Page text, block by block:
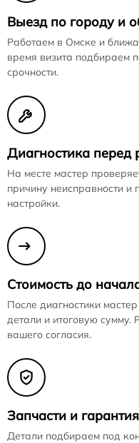
Выезд по городу и
Работаем в Омске и
время визита подбираем
срочности.
Диагностика перед
На месте мастер
причину неисправности и
настройки.
Стоимость до
После диагностики
детали и итоговую сумму.
вашего согласия.
Запчасти и гарантия
Детали подбираем под